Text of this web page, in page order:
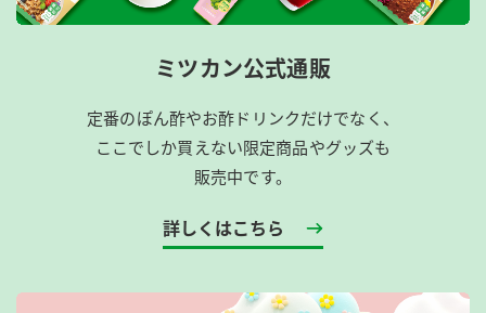
ミツカン公式通販
定番のぽん酢やお酢ドリンクだけでなく、
ここでしか買えない限定商品やグッズも
販売中です。
詳しくはこちら